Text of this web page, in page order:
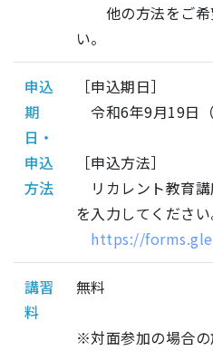
他の方法をご希
い。
申込
期
日・
申込
方法
［申込期日］
令和6年9月19日
［申込方法］
リカレント教育
を入力してください
https://
講習
料
無料
※対面参加の場合